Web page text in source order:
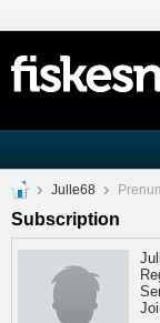
Julle68
Subscription